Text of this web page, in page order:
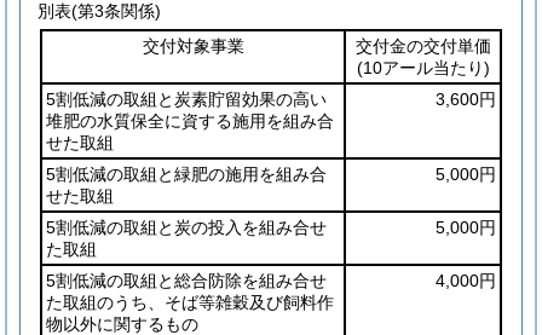
別表(第3条関係)
交付対象事業
交付金の交付単価
(10アール当たり)
5割低減の取組と炭素貯留効果の高い
堆肥の水質保全に資する施用を組み合
せた取組
3,600円
5割低減の取組と緑肥の施用を組み合
せた取組
5,000円
5割低減の取組と炭の投入を組み合せ
た取組
5,000円
5割低減の取組と総合防除を組み合せ
た取組のうち、そば等雑穀及び飼料作
物以外に関するもの
4,000円